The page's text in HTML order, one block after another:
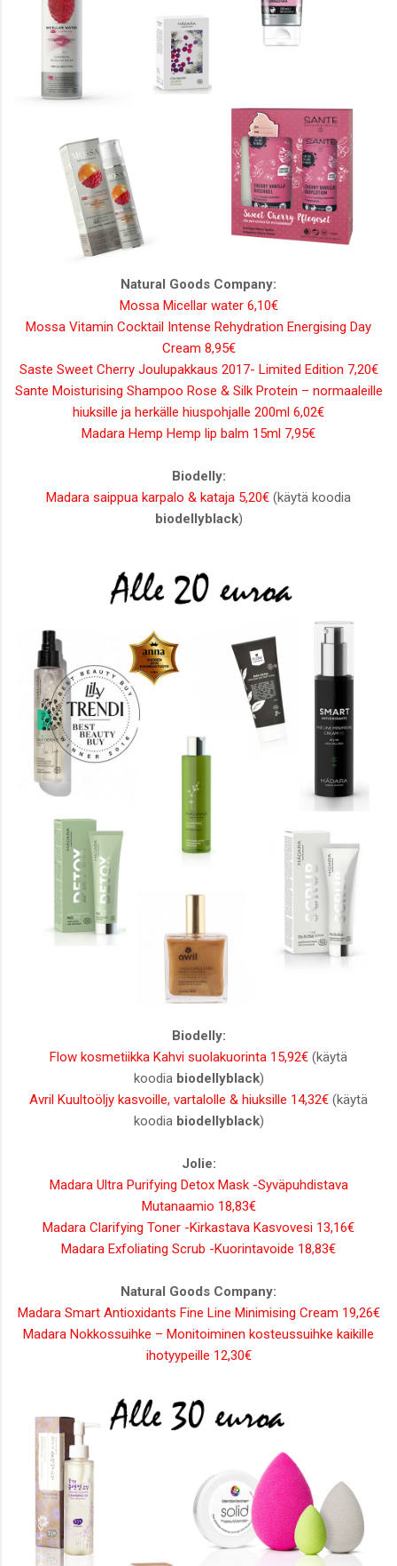
Natural Goods Company:
Mossa Micellar water 6,10€
Mossa Vitamin Cocktail Intense Rehydration Energising Day
Cream 8,95€
Saste Sweet Cherry Joulupakkaus 2017- Limited Edition 7,20€
Sante Moisturising Shampoo Rose & Silk Protein – normaaleille
hiuksille ja herkälle hiuspohjalle 200ml 6,02€
Madara Hemp Hemp lip balm 15ml 7,95€
Biodelly:
Madara saippua karpalo & kataja 5,20€ (käytä koodia
biodellyblack)
Biodelly:
Flow kosmetiikka Kahvi suolakuorinta 15,92€ (käytä
koodia biodellyblack)
Avril Kuultoöljy kasvoille, vartalolle & hiuksille 14,32€ (käytä
koodia biodellyblack)
Jolie:
Madara Ultra Purifying Detox Mask -Syväpuhdistava
Mutanaamio 18,83€
Madara Clarifying Toner -Kirkastava Kasvovesi 13,16€
Madara Exfoliating Scrub -Kuorintavoide 18,83€
Natural Goods Company:
Madara Smart Antioxidants Fine Line Minimising Cream 19,26€
Madara Nokkossuihke – Monitoiminen kosteussuihke kaikille
ihotyypeille 12,30€